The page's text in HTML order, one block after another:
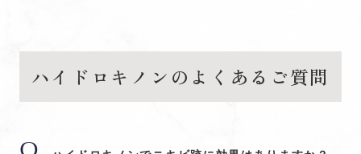
ハイドロキノンのよくあるご質問